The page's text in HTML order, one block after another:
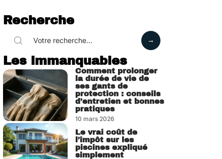
Recherche
Les immanquables
Comment prolonger
la durée de vie de
ses gants de
protection : conseils
d’entretien et bonnes
pratiques
10 mars 2026
Le vrai coût de
l’impôt sur les
piscines expliqué
simplement